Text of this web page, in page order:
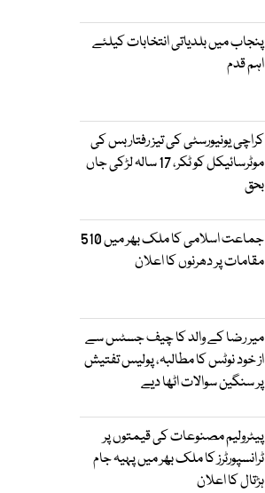
پنجاب میں بلدیاتی انتخابات کیلئے
اہم قدم
کراچی یونیورسٹی کی تیز رفتار بس کی
موٹرسائیکل کو ٹکر، 17 سالہ لڑکی جاں
بحق
جماعت اسلامی کا ملک بھر میں 510
مقامات پر دھرنوں کا اعلان
میر رضا کے والد کا چیف جسٹس سے
از خود نوٹس کا مطالبہ، پولیس تفتیش
پر سنگین سوالات اٹھا دیے
پیٹرولیم مصنوعات کی قیمتوں پر
ٹرانسپورٹرز کا ملک بھر میں پہیہ جام
ہڑتال کا اعلان